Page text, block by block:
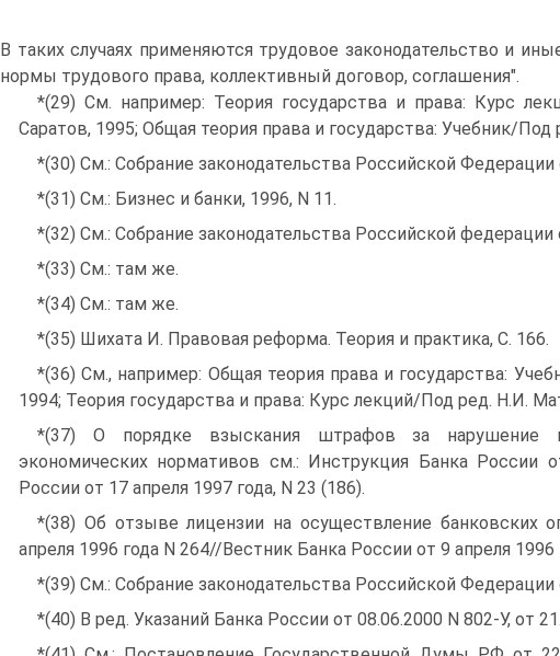
В таких случаях применяются трудовое законодательство и
нормы трудового права, коллективный договор, соглашения".
*(29) См. например: Теория государства и права: Курс
Саратов, 1995; Общая теория права и государства: Учебник/
*(30) См.: Собрание законодательства Российской Федерации
*(31) См.: Бизнес и банки, 1996, N 11.
*(32) См.: Собрание законодательства Российской федерации
*(33) См.: там же.
*(34) См.: там же.
*(35) Шихата И. Правовая реформа. Теория и практика, С. 166.
*(36) См., например: Общая теория права и государства:
1994; Теория государства и права: Курс лекций/Под ред. Н.И.
*(37) О порядке взыскания штрафов за нарушение
экономических нормативов см.: Инструкция Банка России
России от 17 апреля 1997 года, N 23 (186).
*(38) Об отзыве лицензии на осуществление банковских
апреля 1996 года N 264//Вестник Банка России от 9 апреля 1996
*(39) См.: Собрание законодательства Российской Федерации
*(40) В ред. Указаний Банка России от 08.06.2000 N 802-У, от